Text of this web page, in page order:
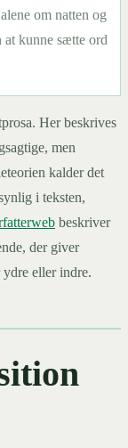
om natten og
at kunne sætte ord
Her beskrives
men
kalder det
i teksten,
beskriver
der giver
ydre eller indre.